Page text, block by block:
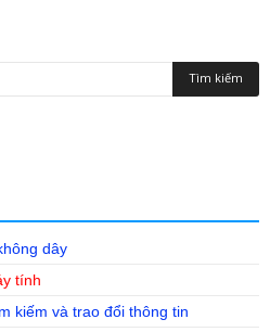
dây
tính
kiếm và trao đổi thông tin